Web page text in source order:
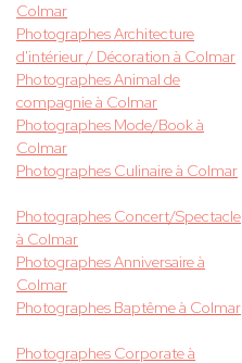
Colmar
Photographes Architecture
d'intérieur / Décoration à Colmar
Photographes Animal de
compagnie à Colmar
Photographes Mode/Book à
Colmar
Photographes Culinaire à Colmar
Photographes Concert/Spectacle
à Colmar
Photographes Anniversaire à
Colmar
Photographes Baptême à Colmar
Photographes Corporate à